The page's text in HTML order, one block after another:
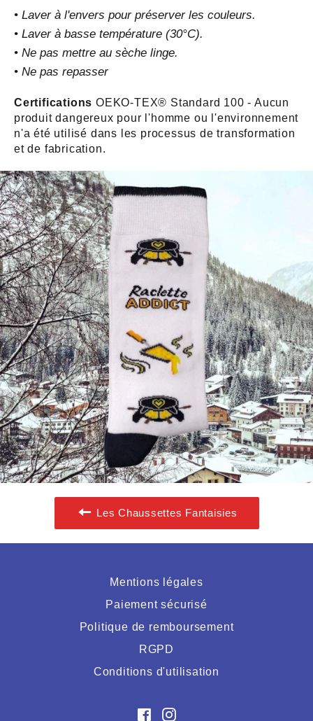
• Laver à l'envers pour préserver les couleurs.
• Laver à basse température (30°C).
• Ne pas mettre au sèche linge.
• Ne pas repasser
CertificationsOEKO-TEX® Standard 100 - Aucun
produit dangereux pour l'homme ou l'environnement
n'a été utilisé dans les processus de transformation
et de fabrication.
Les Chaussettes Fantaisies
Mentions légales
Paiement sécurisé
Politique de remboursement
RGPD
Conditions d'utilisation
FacebookInstagram